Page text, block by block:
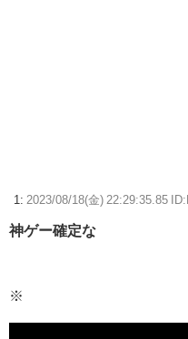
【ウマ娘】ディザイアの謎ポー
【競馬】G1・2勝 アスコリピ
1: 2023/08/18(金) 22:29:35.85
神ゲー確定な
※